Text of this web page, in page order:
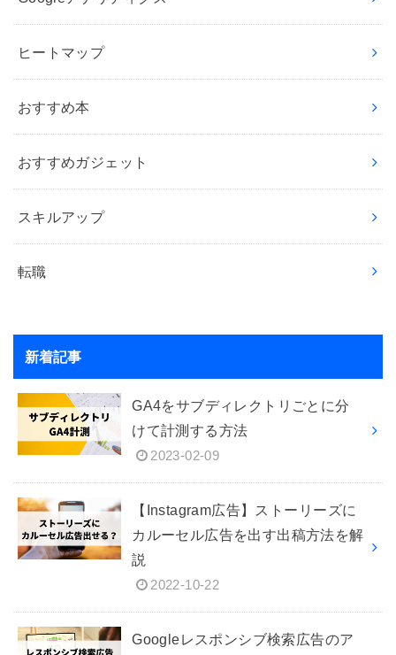
ヒートマップ
おすすめ本
おすすめガジェット
スキルアップ
転職
新着記事
GA4をサブディレクトリごとに分
けて計測する方法
2023-02-09
【Instagram広告】ストーリーズに
カルーセル広告を出す出稿方法を解
説
2022-10-22
Googleレスポンシブ検索広告のア